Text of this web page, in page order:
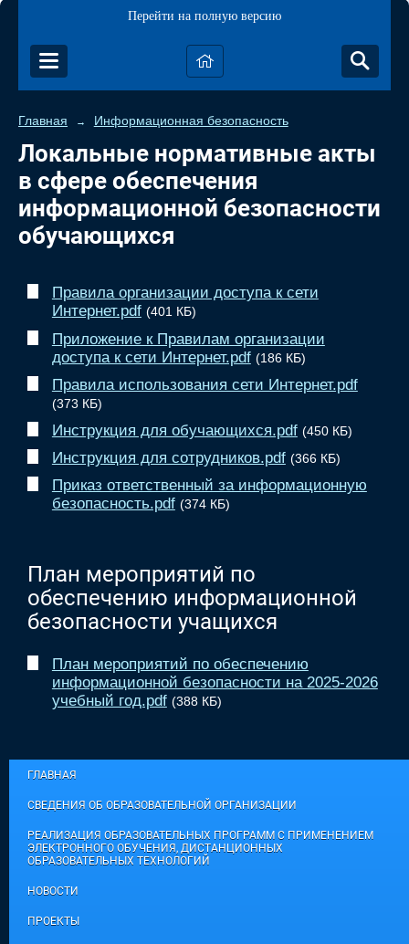
Перейти на полную версию
Главная → Информационная безопасность
Локальные нормативные акты
в сфере обеспечения
информационной безопасности
обучающихся
Правила организации доступа к сети
Интернет.pdf (401 КБ)
Приложение к Правилам организации
доступа к сети Интернет.pdf (186 КБ)
Правила использования сети Интернет.pdf
(373 КБ)
Инструкция для обучающихся.pdf (450 КБ)
Инструкция для сотрудников.pdf (366 КБ)
Приказ ответственный за информационную
безопасность.pdf (374 КБ)
План мероприятий по
обеспечению информационной
безопасности учащихся
План мероприятий по обеспечению
информационной безопасности на 2025-2026
учебный год.pdf (388 КБ)
ГЛАВНАЯ
СВЕДЕНИЯ ОБ ОБРАЗОВАТЕЛЬНОЙ ОРГАНИЗАЦИИ
РЕАЛИЗАЦИЯ ОБРАЗОВАТЕЛЬНЫХ ПРОГРАММ С ПРИМЕНЕНИЕМ
ЭЛЕКТРОННОГО ОБУЧЕНИЯ, ДИСТАНЦИОННЫХ
ОБРАЗОВАТЕЛЬНЫХ ТЕХНОЛОГИЙ
НОВОСТИ
ПРОЕКТЫ